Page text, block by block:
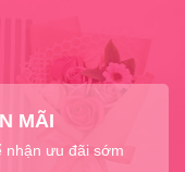
MÃI
nhận ưu đãi sớm